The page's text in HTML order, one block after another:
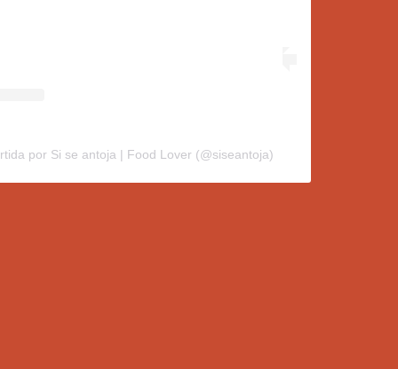
por Si se antoja | Food Lover (@siseantoja)